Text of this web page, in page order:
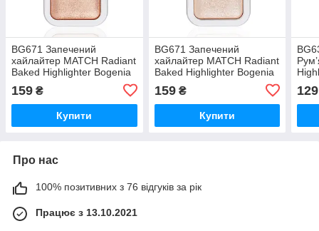
BG671 Запечений
хайлайтер MATCH Radiant
Baked Highlighter Bogenia
159 ₴
Купити
BG671 Запечений
хайлайтер MATCH Radiant
Baked Highlighter Bogenia
159₴
Купити
129
Про нас
100% позитивних з 76 відгуків за рік
Працює з 13.10.2021